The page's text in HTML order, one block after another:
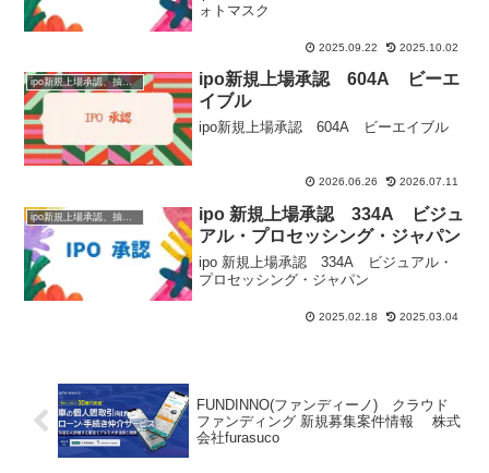
ォトマスク
2025.09.22 2025.10.02
ipo新規上場承認、抽選情報
ipo新規上場承認 604A ビーエ
イブル
ipo新規上場承認 604A ビーエイブル
2026.06.26 2026.07.11
ipo 新規上場承認 334A ビジュ
アル・プロセッシング・ジャパン
ipo 新規上場承認 334A ビジュアル・
プロセッシング・ジャパン
2025.02.18 2025.03.04
FUNDINNO(ファンディーノ) クラウド
ファンディング 新規募集案件情報 株式
会社furasuco